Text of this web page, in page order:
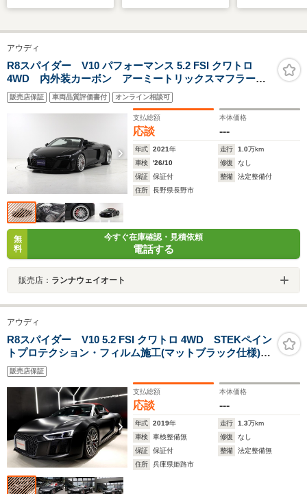
両接近警報 IQヘッ
ドライト CarPlay
LEDヘッドライト バ
ックカメラ
ナー車
ート/ヘッドア
ター3Dサラウ
ウンドシステ
ー/ヒートポン
バランスPKG
アウディ
R8スパイダー V10 パフォーマンス 5.2 FSI クワトロ
4WD 内外装カーボン アーミートリックスマフラー
VOSSEN FORGED S17-04 20インチ&21インチ パイロ
ットスーパースポーツ4S フロントプロテクションフィ
ルム KW HAS(ハイトアジャスタブルスプリング)キット
販売店保証 車両品質評価書付 オンライン相談可
支払総額
応談
本体価格
---
年式 2021年 走行 1.0万km
車検
'26/10 修復
なし
保証
保証付 整備
法定整備付
住所
長野県長野市
無
料
今すぐ在庫確認・見積依頼
電話する
販売店： ランナウェイオート
アウディ
R8スパイダー V10 5.2 FSI クワトロ 4WD STEKペイン
トプロテクション・フィルム施工(マットブラック仕様)カ
ーボンインテリア・レッドレザー・社外品マフラー
販売店保証
支払総額
応談
本体価格
---
年式 2019年 走行 1.3万km
車検
車検整備無 修復
なし
保証
保証付 整備
法定整備無
住所
兵庫県姫路市